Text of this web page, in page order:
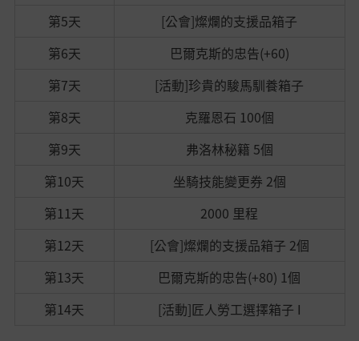
第5天
[公會]燦爛的支援品箱子
第6天
巴爾克斯的忠告(+60)
第7天
[活動]珍貴的駿馬馴養箱子
第8天
克羅恩石 100個
第9天
弗洛林秘籍 5個
第10天
坐騎技能變更券 2個
第11天
2000 里程
第12天
[公會]燦爛的支援品箱子 2個
第13天
巴爾克斯的忠告(+80) 1個
第14天
[活動]匠人勞工選擇箱子 I